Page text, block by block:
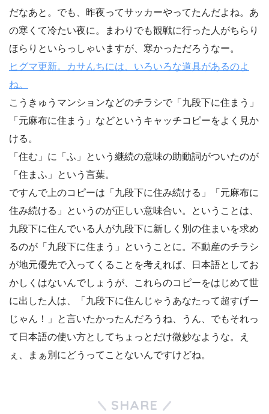
だなあと。でも、昨夜ってサッカーやってたんだよね。あ
の寒くて冷たい夜に。まわりでも観戦に行った人がちらり
ほらりといらっしゃいますが、寒かっただろうなー。
ヒグマ更新。カサんちには、いろいろな道具があるのよ
ね。
こうきゅうマンションなどのチラシで「九段下に住まう」
「元麻布に住まう」などというキャッチコピーをよく見か
ける。
「住む」に「ふ」という継続の意味の助動詞がついたのが
「住まふ」という言葉。
ですんで上のコピーは「九段下に住み続ける」「元麻布に
住み続ける」というのが正しい意味合い。ということは、
九段下に住んでいる人が九段下に新しく別の住まいを求め
るのが「九段下に住まう」ということに。不動産のチラシ
が地元優先で入ってくることを考えれば、日本語としてお
かしくはないんでしょうが、これらのコピーをはじめて世
に出した人は、「九段下に住んじゃうあなたって超すげー
じゃん！」と言いたかったんだろうね、うん、でもそれっ
て日本語の使い方としてちょっとだけ微妙なような。え
ぇ、まぁ別にどうってことないんですけどね。
SHARE